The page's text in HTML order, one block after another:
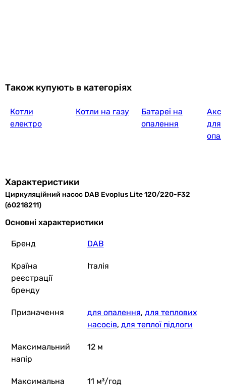
Також купують в категоріях
Котли
електро
Котли на газу
Батареї на
опалення
для
Характеристики
Циркуляційний насос DAB Evoplus Lite 120/220-F32
(60218211)
Основні характеристики
Бренд DAB
Країна
реєстрації
бренду
Італія
Призначення для опалення, для теплових
насосів, для теплої підлоги
Максимальний
напір
12 м
Максимальна
11 м³/год